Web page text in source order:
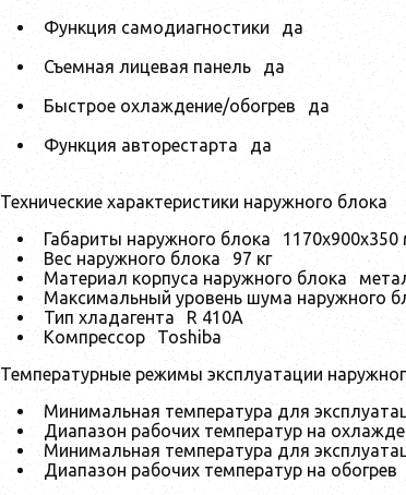
Функция самодиагностики
да
Съемная лицевая панель
да
Быстрое охлаждение/обогрев
да
Функция авторестарта
да
Технические характеристики наружного блока
Габариты наружного блока
Вес наружного блока
97 кг
Материал корпуса наружного блока
Максимальный уровень шума наружного
Тип хладагента
R 410A
Компрессор
Toshiba
Температурные режимы эксплуатации
Минимальная температура для
Диапазон рабочих температур на
Минимальная температура для
Диапазон рабочих температур на обогрев